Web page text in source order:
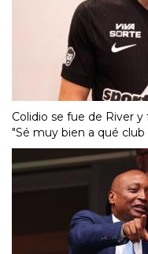
Colidio se fue de River
"Sé muy bien a qué